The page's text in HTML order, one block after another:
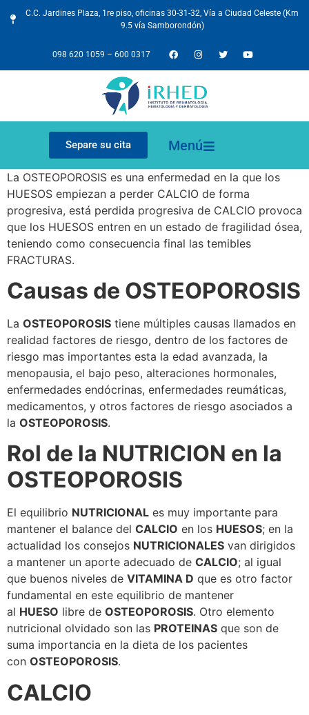
C.C. Jardines Plaza, 1re piso, oficinas 30-31-32, Vía a Ciudad Celeste (Km
9.5 vía Samborondón)
098 620 1059 – 600 0317
Separe su cita Menú
La OSTEOPOROSIS es una enfermedad en la que los
HUESOS empiezan a perder CALCIO de forma
progresiva, está perdida progresiva de CALCIO provoca
que los HUESOS entren en un estado de fragilidad ósea,
teniendo como consecuencia final las temibles
FRACTURAS.
Causas de OSTEOPOROSIS
La OSTEOPOROSIS tiene múltiples causas llamados en
realidad factores de riesgo, dentro de los factores de
riesgo mas importantes esta la edad avanzada, la
menopausia, el bajo peso, alteraciones hormonales,
enfermedades endócrinas, enfermedades reumáticas,
medicamentos, y otros factores de riesgo asociados a
la OSTEOPOROSIS.
Rol de la NUTRICION en la
OSTEOPOROSIS
El equilibrio NUTRICIONAL es muy importante para
mantener el balance del CALCIO en los HUESOS; en la
actualidad los consejos NUTRICIONALES van dirigidos
a mantener un aporte adecuado de CALCIO; al igual
que buenos niveles de VITAMINA D que es otro factor
fundamental en este equilibrio de mantener
al HUESO libre de OSTEOPOROSIS. Otro elemento
nutricional olvidado son las PROTEINAS que son de
suma importancia en la dieta de los pacientes
con OSTEOPOROSIS.
CALCIO